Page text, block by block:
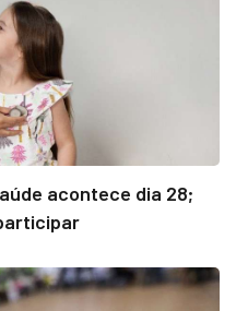
acontece dia 28;